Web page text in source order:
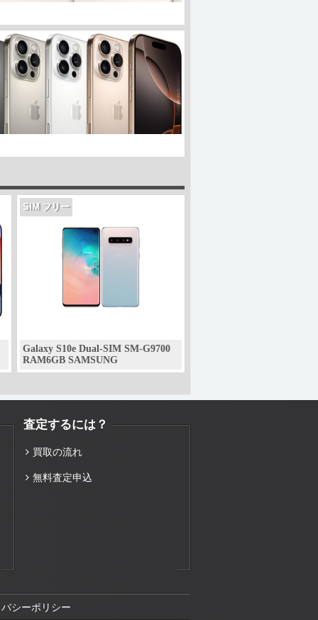
SIM フリー
Galaxy S10e Dual-SIM SM-G9700
RAM6GB SAMSUNG
査定するには？
買取の流れ
無料査定申込
シーポリシー